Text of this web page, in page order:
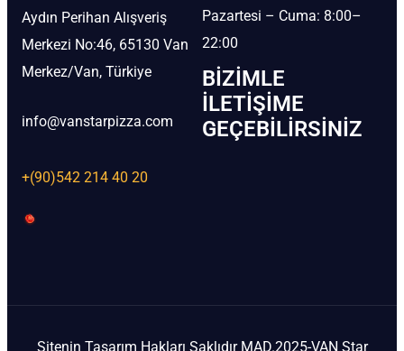
Aydın Perihan Alışveriş
Merkezi No:46, 65130 Van
Merkez/Van, Türkiye
info@vanstarpizza.com
+(90)542 214 40 20
Pazartesi – Cuma: 8:00–
22:00
BIZIMLE
İLETIŞIME
GEÇEBILIRSINIZ
Sitenin Tasarım Hakları Saklıdır MAD.2025-VAN Star